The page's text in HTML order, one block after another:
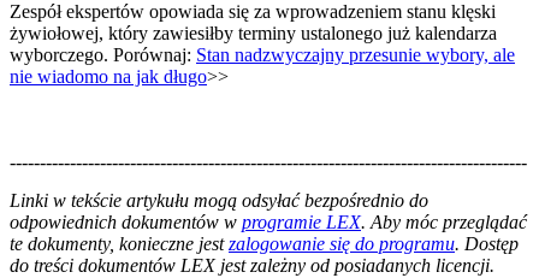
Zespół ekspertów opowiada się za wprowadzeniem stanu klęski
żywiołowej, który zawiesiłby terminy ustalonego już kalendarza
wyborczego. Porównaj: Stan nadzwyczajny przesunie wybory, ale
nie wiadomo na jak długo>>
--------------------------------------------------------------------------------------
Linki w tekście artykułu mogą odsyłać bezpośrednio do
odpowiednich dokumentów w programie LEX. Aby móc przeglądać
te dokumenty, konieczne jestzalogowanie się do programu. Dostęp
do treści dokumentów LEX jest zależny od posiadanych licencji.